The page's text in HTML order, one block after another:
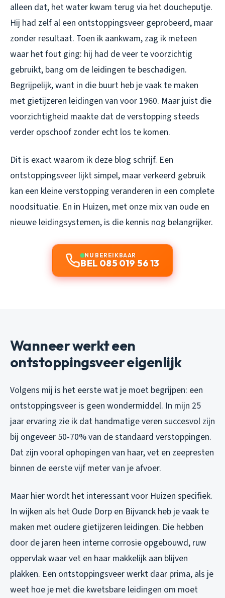
alleen dat, het water kwam terug via het doucheputje.
Hij had zelf al een ontstoppingsveer geprobeerd, maar
zonder resultaat. Toen ik aankwam, zag ik meteen
waar het fout ging: hij had de veer te voorzichtig
gebruikt, bang om de leidingen te beschadigen.
Begrijpelijk, want in die buurt heb je vaak te maken
met gietijzeren leidingen van voor 1960. Maar juist die
voorzichtigheid maakte dat de verstopping steeds
verder opschoof zonder echt los te komen.
Dit is exact waarom ik deze blog schrijf. Een
ontstoppingsveer lijkt simpel, maar verkeerd gebruik
kan een kleine verstopping veranderen in een complete
noodsituatie. En in Huizen, met onze mix van oude en
nieuwe leidingsystemen, is die kennis nog belangrijker.
NU BEREIKBAAR
BEL 085 019 56 13
Wanneer werkt een
ontstoppingsveer eigenlijk
Volgens mij is het eerste wat je moet begrijpen: een
ontstoppingsveer is geen wondermiddel. In mijn 25
jaar ervaring zie ik dat handmatige veren succesvol zijn
bij ongeveer 50-70% van de standaard verstoppingen.
Dat zijn vooral ophopingen van haar, vet en zeepresten
binnen de eerste vijf meter van je afvoer.
Maar hier wordt het interessant voor Huizen specifiek.
In wijken als het Oude Dorp en Bijvanck heb je vaak te
maken met oudere gietijzeren leidingen. Die hebben
door de jaren heen interne corrosie opgebouwd, ruw
oppervlak waar vet en haar makkelijk aan blijven
plakken. Een ontstoppingsveer werkt daar prima, als je
weet hoe je met die kwetsbare leidingen om moet